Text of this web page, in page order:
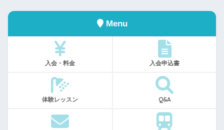
Menu
入会・料金 入会申込書
体験レッスン Q&A